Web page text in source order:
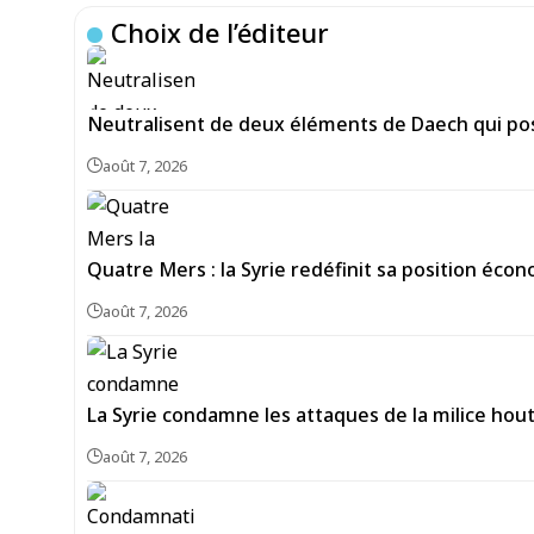
Choix de l’éditeur
Neutralisent de deux éléments de Daech qui
août 7, 2026
Quatre Mers : la Syrie redéfinit sa position
août 7, 2026
La Syrie condamne les attaques de la milice
août 7, 2026